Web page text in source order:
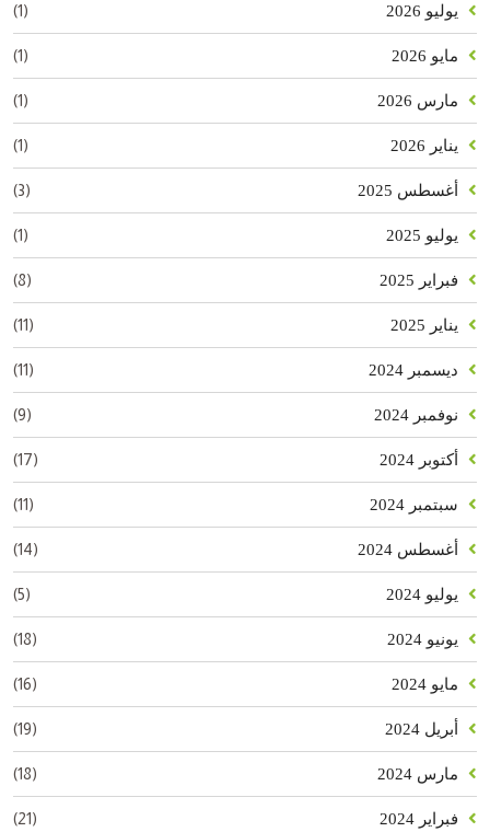
يوليو 2026 (1)
مايو 2026 (1)
مارس 2026 (1)
يناير 2026 (1)
أغسطس 2025 (3)
يوليو 2025 (1)
فبراير 2025 (8)
يناير 2025 (11)
ديسمبر 2024 (11)
نوفمبر 2024 (9)
أكتوبر 2024 (17)
سبتمبر 2024 (11)
أغسطس 2024 (14)
يوليو 2024 (5)
يونيو 2024 (18)
مايو 2024 (16)
أبريل 2024 (19)
مارس 2024 (18)
فبراير 2024 (21)